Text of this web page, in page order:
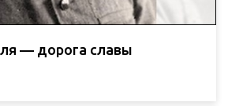
— дорога славы